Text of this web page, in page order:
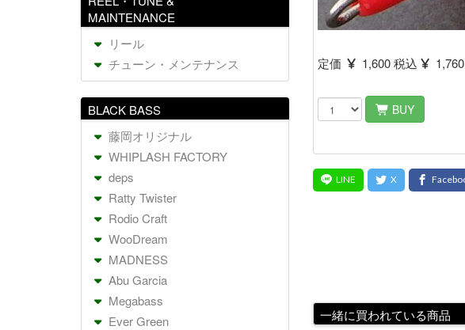
定価 1,600 税込 1,760
BUY
一緒に買われている商品
MAINTENANCE
リール
チューン・メンテナンス
BLACK BASS
藤岡オリジナル
WHIPLASH FACTORY
deps
Ratty Twister
Rodio Craft
WooDream
MADNESS
Abu Garcia
Megabass
Ever Green